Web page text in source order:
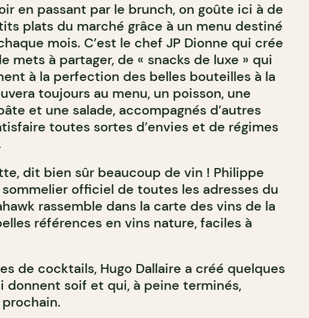
en passant par le brunch, on goûte ici à de
plats du marché grâce à un menu destiné
mois. C’est le chef JP Dionne qui crée
mets à partager, de « snacks de luxe » qui
à la perfection des belles bouteilles à la
toujours au menu, un poisson, une
et une salade, accompagnés d’autres
toutes sortes d’envies et de régimes
dit bien sûr beaucoup de vin ! Philippe
sommelier officiel de toutes les adresses du
rassemble dans la carte des vins de la
références en vins nature, faciles à
de cocktails, Hugo Dallaire a créé quelques
donnent soif et qui, à peine terminés,